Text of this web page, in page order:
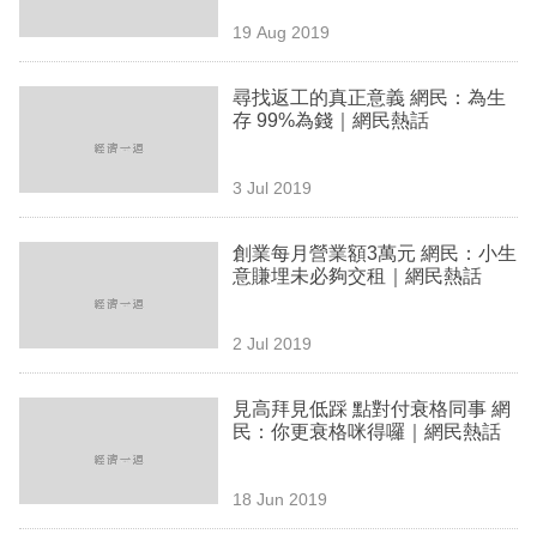
欄
區
19 Aug 2019
尋找返工的真正意義 網民：為生
存 99%為錢｜網民熱話
3 Jul 2019
創業每月營業額3萬元 網民：小生
意賺埋未必夠交租｜網民熱話
2 Jul 2019
見高拜見低踩 點對付衰格同事 網
民：你更衰格咪得囉｜網民熱話
18 Jun 2019